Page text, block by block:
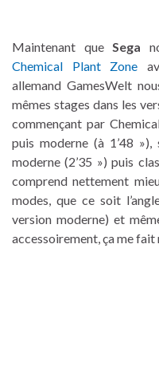
Maintenant queSega
Chemical Plant Zone
allemand GamesWelt
mêmes stages dans les
commençant par
puis moderne (à 1’48
moderne (2’35 ») puis
comprend nettement
modes, que ce soit
version moderne) et
accessoirement, ça me